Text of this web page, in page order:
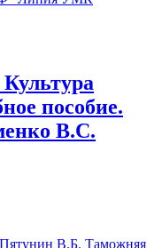
пособие.
В.С.